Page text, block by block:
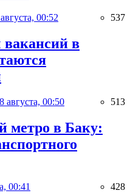
00:52 537
в
августа, 00:50 513
метро в Баку:
00:41 428